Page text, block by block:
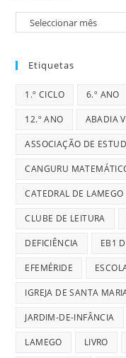
Arquivos
Etiquetas
1.º CICLO 6.º ANO
12.º ANO ABADIA
ASSOCIAÇÃO DE
CANGURU
CATEDRAL DE LAMEGO
CLUBE DE LEITURA
DEFICIÊNCIA EB1
EFEMÉRIDE
IGREJA DE SANTA
JARDIM-DE-INFÂNCIA
LAMEGO LIVRO